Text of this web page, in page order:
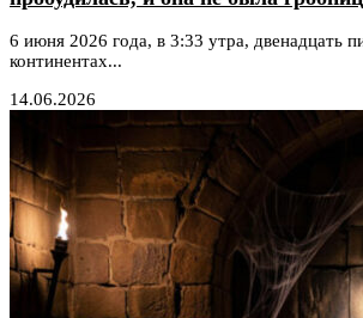
6 июня 2026 года, в 3:33 утра, двенадцать
континентах...
14.06.2026